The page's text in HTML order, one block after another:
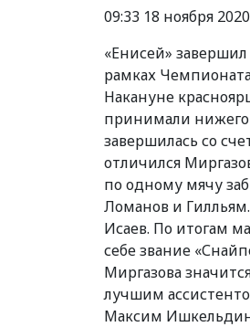
09:33 18 ноября 2020
«Енисей»
рамках
Накануне
принимали
завершилась со
отличился
по одному мячу
Ломанов и
Исаев. По итогам
себе звание
Миргазова
лучшим
Максим